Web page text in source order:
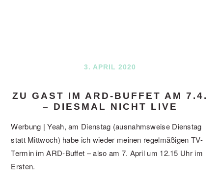
3. APRIL 2020
ZU GAST IM ARD-BUFFET AM 7.4.
– DIESMAL NICHT LIVE
Werbung | Yeah, am Dienstag (ausnahmsweise Dienstag
statt Mittwoch) habe ich wieder meinen regelmäßigen TV-
Termin im ARD-Buffet – also am 7. April um 12.15 Uhr im
Ersten.